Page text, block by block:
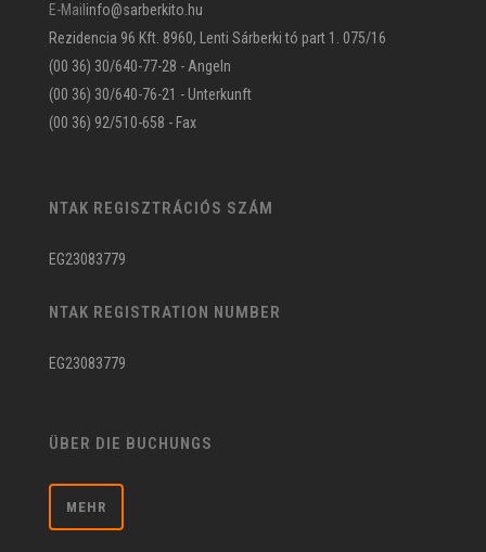
E-Mail info@sarberkito.hu
Rezidencia 96 Kft. 8960, Lenti Sárberki tó part 1. 075/16
(00 36) 30/640-77-28 - Angeln
(00 36) 30/640-76-21 - Unterkunft
(00 36) 92/510-658 - Fax
NTAK REGISZTRÁCIÓS SZÁM
EG23083779
NTAK REGISTRATION NUMBER
EG23083779
ÜBER DIE BUCHUNGS
MEHR